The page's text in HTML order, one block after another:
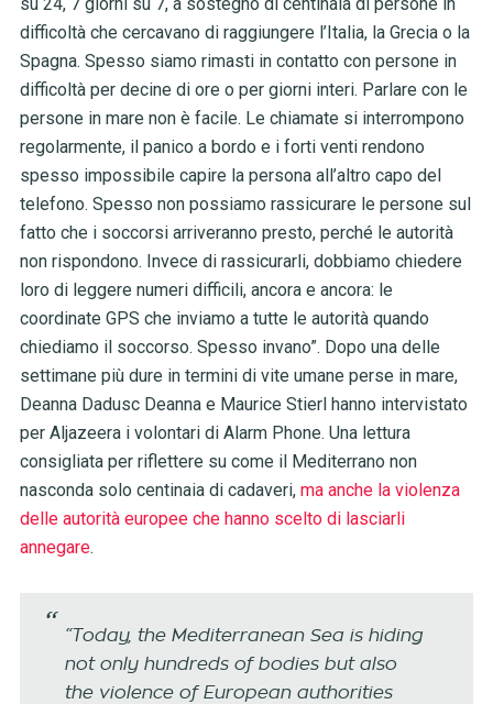
difficoltà che cercavano di raggiungere l’Italia, la Grecia o la
Spagna. Spesso siamo rimasti in contatto con persone in
difficoltà per decine di ore o per giorni interi. Parlare con le
persone in mare non è facile. Le chiamate si interrompono
regolarmente, il panico a bordo e i forti venti rendono
spesso impossibile capire la persona all’altro capo del
telefono. Spesso non possiamo rassicurare le persone sul
fatto che i soccorsi arriveranno presto, perché le autorità
non rispondono. Invece di rassicurarli, dobbiamo chiedere
loro di leggere numeri difficili, ancora e ancora: le
coordinate GPS che inviamo a tutte le autorità quando
chiediamo il soccorso. Spesso invano”. Dopo una delle
settimane più dure in termini di vite umane perse in mare,
Deanna Dadusc Deanna e Maurice Stierl hanno intervistato
per Aljazeera i volontari di Alarm Phone. Una lettura
consigliata per riflettere su come il Mediterrano non
nasconda solo centinaia di cadaveri, ma anche la violenza
delle autorità europee che hanno scelto di lasciarli
annegare.
“Today, the Mediterranean Sea is hiding
not only hundreds of bodies but also
the violence of European authorities